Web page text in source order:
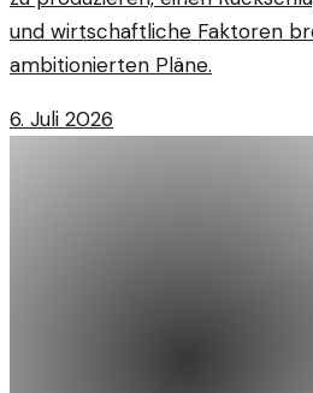
und wirtschaftliche Faktoren
ambitionierten Pläne.
6. Juli 2026